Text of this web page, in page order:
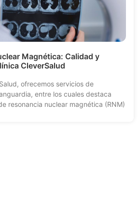
Magnética: Calidad y
CleverSalud
ofrecemos servicios de
entre los cuales destaca
resonancia nuclear magnética (RNM)